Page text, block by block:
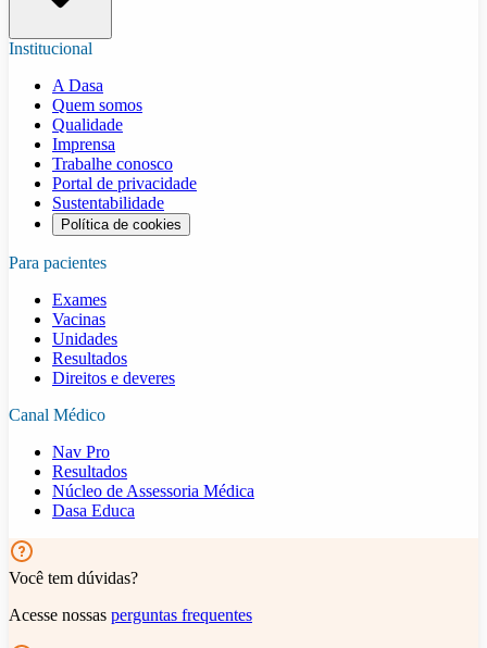
Institucional
A Dasa
Quem somos
Qualidade
Imprensa
Trabalhe conosco
Portal de privacidade
Sustentabilidade
Política de cookies
Para pacientes
Exames
Vacinas
Unidades
Resultados
Direitos e deveres
Canal Médico
Nav Pro
Resultados
Núcleo de Assessoria Médica
Dasa Educa
Você tem dúvidas?
Acesse nossas perguntas frequentes